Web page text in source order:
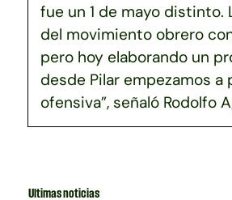
fue un 1 de mayo distinto.
del movimiento obrero
pero hoy elaborando un
desde Pilar empezamos a
ofensiva”, señaló Rodolfo
Ultimas noticias